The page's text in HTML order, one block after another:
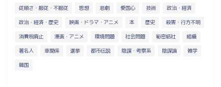
従順さ・服従・不服従 思想 悲劇 愛国心 技術 政治・経済
政治・経済・歴史 映画・ドラマ・アニメ 本 歴史 殺害・行方不明
消費税廃止 漫画・アニメ 環境問題 社会問題 秘密結社 組織
著名人 車関係 選挙 都市伝説 陰謀・考察系 陰謀論 雑学
韓国